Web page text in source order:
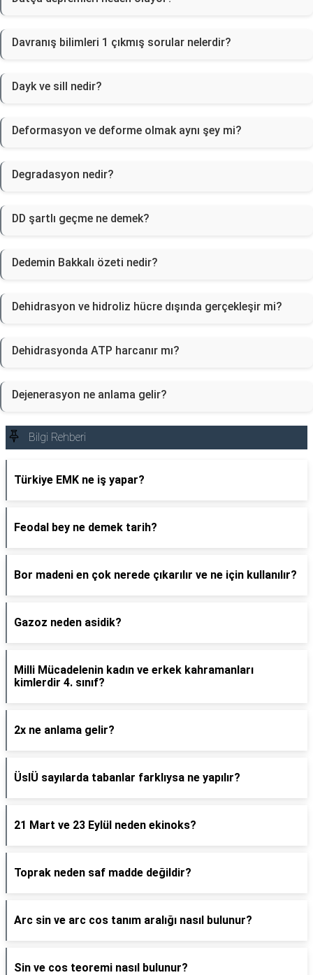
Davranış bilimleri 1 çıkmış sorular nelerdir?
Dayk ve sill nedir?
Deformasyon ve deforme olmak aynı şey mi?
Degradasyon nedir?
DD şartlı geçme ne demek?
Dedemin Bakkalı özeti nedir?
Dehidrasyon ve hidroliz hücre dışında gerçekleşir mi?
Dehidrasyonda ATP harcanır mı?
Dejenerasyon ne anlama gelir?
Bilgi Rehberi
Türkiye EMK ne iş yapar?
Feodal bey ne demek tarih?
Bor madeni en çok nerede çıkarılır ve ne için kullanılır?
Gazoz neden asidik?
Milli Mücadelenin kadın ve erkek kahramanları
kimlerdir 4. sınıf?
2x ne anlama gelir?
ÜslÜ sayılarda tabanlar farklıysa ne yapılır?
21 Mart ve 23 Eylül neden ekinoks?
Toprak neden saf madde değildir?
Arc sin ve arc cos tanım aralığı nasıl bulunur?
Sin ve cos teoremi nasıl bulunur?